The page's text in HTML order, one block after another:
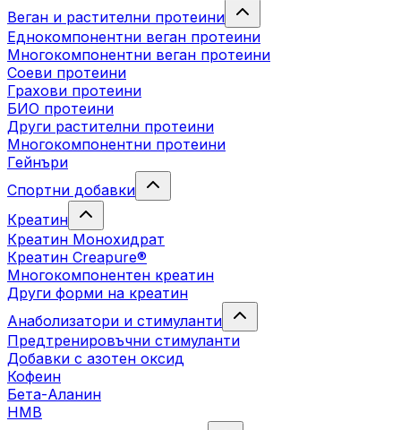
Веган и растителни протеини
Еднокомпонентни веган протеини
Многокомпонентни веган протеини
Соеви протеини
Грахови протеини
БИО протеини
Други растителни протеини
Многокомпонентни протеини
Гейнъри
Спортни добавки
Креатин
Креатин Монохидрат
Креатин Creapure®
Многокомпонентен креатин
Други форми на креатин
Анаболизатори и стимуланти
Предтренировъчни стимуланти
Добавки с азотен оксид
Кофеин
Бета-Аланин
HMB